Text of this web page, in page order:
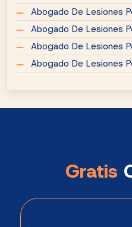
Abogado De Lesiones
Abogado De Lesiones
Abogado De Lesiones
Abogado De Lesiones
Gratis